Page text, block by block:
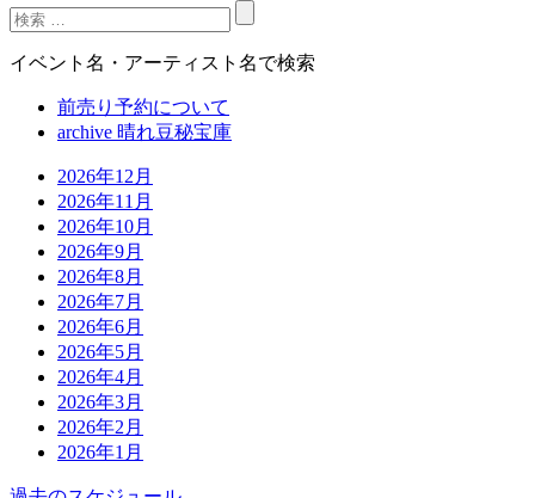
イベント名・アーティスト名で検索
前売り予約について
archive 晴れ豆秘宝庫
2026年12月
2026年11月
2026年10月
2026年9月
2026年8月
2026年7月
2026年6月
2026年5月
2026年4月
2026年3月
2026年2月
2026年1月